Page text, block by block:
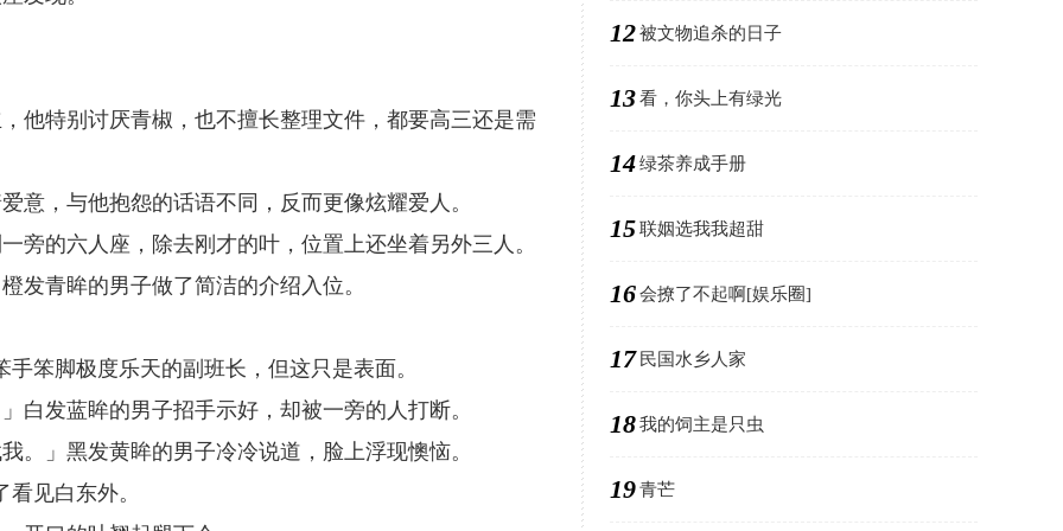
他特别讨厌青椒，也不擅长整理文件，都要高三还是需
意，与他抱怨的话语不同，反而更像炫耀爱人。
旁的六人座，除去刚才的叶，位置上还坐着另外三人。
青眸的男子做了简洁的介绍入位。
笨脚极度乐天的副班长，但这只是表面。
白发蓝眸的男子招手示好，却被一旁的人打断。
。」黑发黄眸的男子冷冷说道，脸上浮现懊恼。
见白东外。
12被文物追杀的日子
13看，你头上有绿光
14绿茶养成手册
15联姻选我我超甜
16会撩了不起啊[娱乐圈]
17 民国水乡人家
18我的饲主是只虫
19青芒